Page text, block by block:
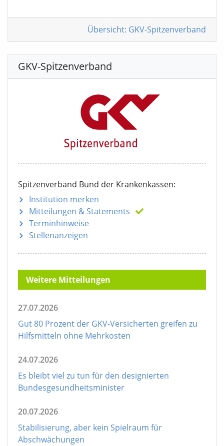
Übersicht: GKV-Spitzenverband
GKV-Spitzenverband
Spitzenverband Bund der Krankenkassen:
Institution merken
Mitteilungen & Statements
Terminhinweise
Stellenanzeigen
Weitere Mitteilungen
27.07.2026
Gut 80 Prozent der GKV-Versicherten greifen zu
Hilfsmitteln ohne Mehrkosten
24.07.2026
Es bleibt viel zu tun für den designierten
Bundesgesundheitsminister
20.07.2026
Stabilisierung, aber kein Spielraum für
Abschwächungen